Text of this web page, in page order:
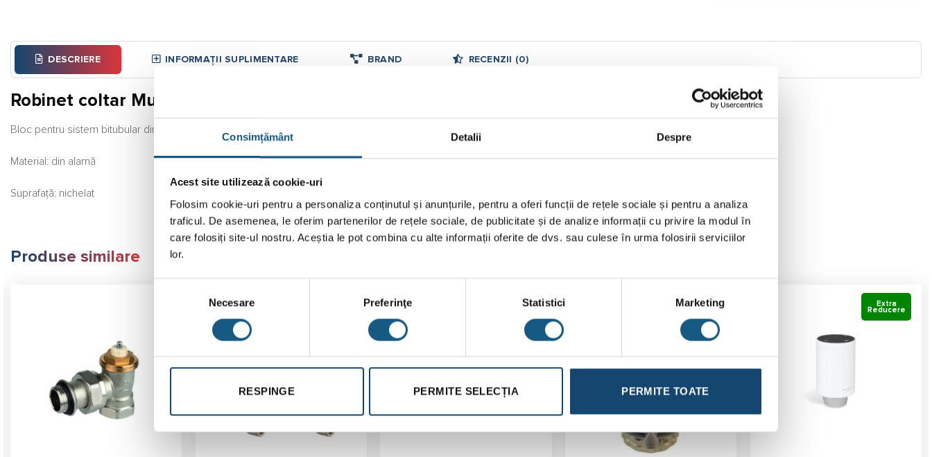
Consimțământ Detalii Despre
Acest site utilizează cookie-uri
Folosim cookie-uri pentru a personaliza conținutul și anunțurile, pentru a oferi funcții de rețele sociale și pentru a analiza
traficul. De asemenea, le oferim partenerilor de rețele sociale, de publicitate și de analize informații cu privire la modul în
care folosiți site-ul nostru. Aceștia le pot combina cu alte informații oferite de dvs. sau culese în urma folosirii serviciilor
lor.
consimțământului
Necesare Preferinţe Statistici Marketing
RESPINGE PERMITE SELECȚIA PERMITE TOATE
DESCRIERE INFORMAȚII SUPLIMENTARE BRAND RECENZII (0)
Robinet coltar Multiflex F ZB 1/2″ cu izolare
Bloc pentru sistem bitubular din alamă, nichelat, distanța dintre axe de 50 mm, cu autoetanșare la radiator. Pentru izolarea radiatorului.
Material: din alamă
Suprafață: nichelat
Produse similare
Extra
Reducere